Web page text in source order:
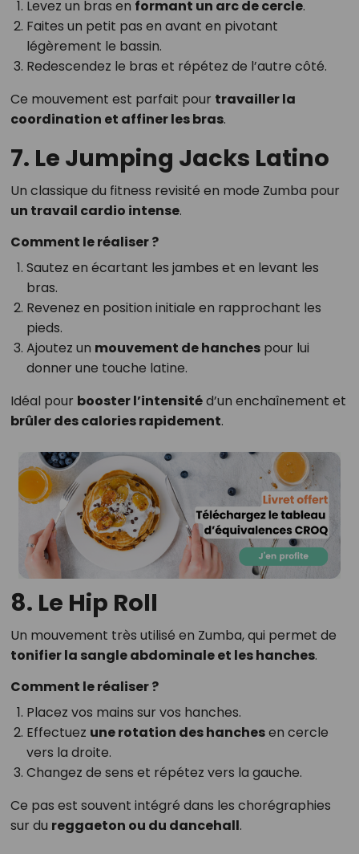
Levez un bras en formant un arc de cercle.
Faites un petit pas en avant en pivotant
légèrement le bassin.
Redescendez le bras et répétez de l’autre côté.
Ce mouvement est parfait pour travailler la
coordination et affiner les bras.
7. Le Jumping Jacks Latino
Un classique du fitness revisité en mode Zumba pour
un travail cardio intense.
Comment le réaliser ?
Sautez en écartant les jambes et en levant les
bras.
Revenez en position initiale en rapprochant les
pieds.
Ajoutez un mouvement de hanchespour lui
donner une touche latine.
Idéal pour booster l’intensitéd’un enchaînement et
brûler des calories rapidement.
8. Le Hip Roll
Un mouvement très utilisé en Zumba, qui permet de
tonifier la sangle abdominale et les hanches.
Comment le réaliser ?
Placez vos mains sur vos hanches.
Effectuez une rotation des hanchesen cercle
vers la droite.
Changez de sens et répétez vers la gauche.
Ce pas est souvent intégré dans les chorégraphies
sur du reggaeton ou du dancehall.